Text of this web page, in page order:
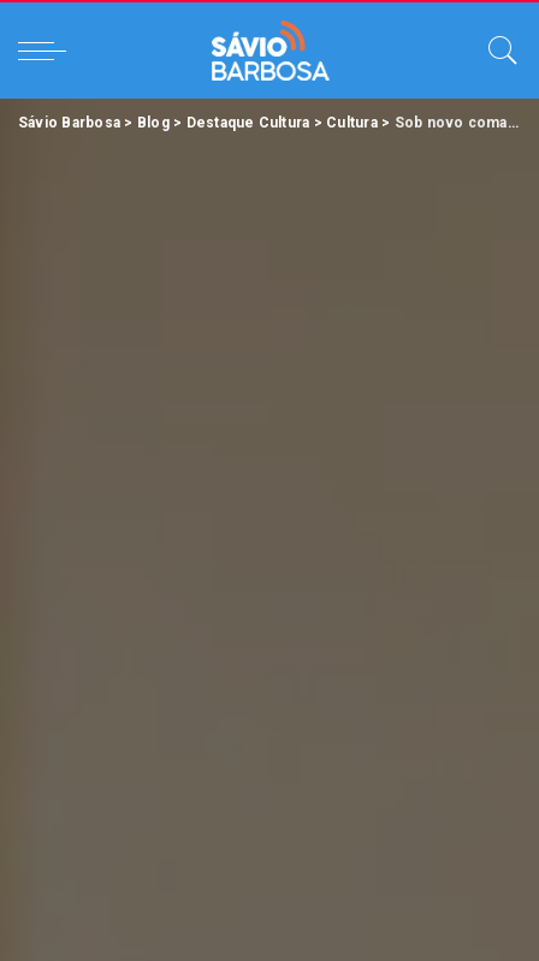
Sávio Barbosa > Blog> Destaque Cultura > Cultura> Sob novo comando, Secult segue firme com as ações e projetos.